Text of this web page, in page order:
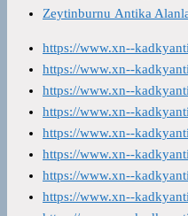
Zeytinburnu Antika
https://www.xn--
https://www.xn--
https://www.xn--
https://www.xn--
https://www.xn--
https://www.xn--
https://www.xn--
https://www.xn--